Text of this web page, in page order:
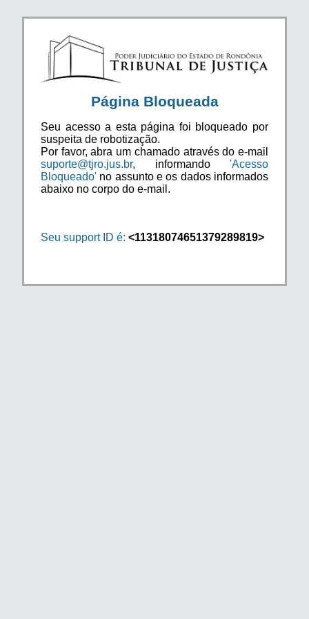
Página Bloqueada
Seu acesso a esta página foi bloqueado por
suspeita de robotização.
Por favor, abra um chamado através do e-mail
suporte@tjro.jus.br, informando 'Acesso
Bloqueado' no assunto e os dados informados
abaixo no corpo do e-mail.
Seu support ID é: <11318074651379289819>